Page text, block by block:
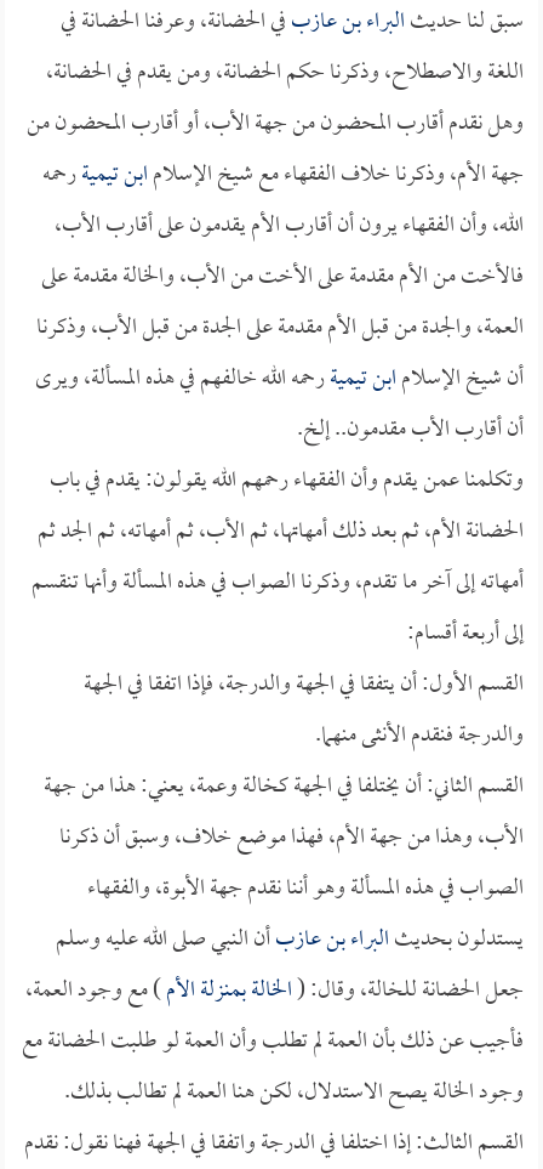
سبق لنا حديثالبراء بن عازبفي الحضانة، وعرفنا الحضانة في
اللغة والاصطلاح، وذكرنا حكم الحضانة، ومن يقدم في الحضانة،
وهل نقدم أقارب المحضون من جهة الأب، أو أقارب المحضون من
جهة الأم، وذكرنا خلاف الفقهاء مع شيخ الإسلامابن تيميةرحمه
الله، وأن الفقهاء يرون أن أقارب الأم يقدمون على أقارب الأب،
فالأخت من الأم مقدمة على الأخت من الأب، والخالة مقدمة على
العمة، والجدة من قبل الأم مقدمة على الجدة من قبل الأب، وذكرنا
أن شيخ الإسلامابن تيميةرحمه الله خالفهم في هذه المسألة، ويرى
أن أقارب الأب مقدمون.. إلخ.
وتكلمنا عمن يقدم وأن الفقهاء رحمهم الله يقولون: يقدم في باب
الحضانة الأم، ثم بعد ذلك أمهاتها، ثم الأب، ثم أمهاته، ثم الجد ثم
أمهاته إلى آخر ما تقدم، وذكرنا الصواب في هذه المسألة وأنها تنقسم
إلى أربعة أقسام:
القسم الأول: أن يتفقا في الجهة والدرجة، فإذا اتفقا في الجهة
والدرجة فنقدم الأنثى منهما.
القسم الثاني: أن يختلفا في الجهة كخالة وعمة، يعني: هذا من جهة
الأب، وهذا من جهة الأم، فهذا موضع خلاف، وسبق أن ذكرنا
الصواب في هذه المسألة وهو أننا نقدم جهة الأبوة، والفقهاء
يستدلون بحديثالبراء بن عازبأن النبي صلى الله عليه وسلم
جعل الحضانة للخالة، وقال: (الخالة بمنزلة الأم) مع وجود العمة،
فأجيب عن ذلك بأن العمة لم تطلب وأن العمة لو طلبت الحضانة مع
وجود الخالة يصح الاستدلال، لكن هنا العمة لم تطالب بذلك.
القسم الثالث: إذا اختلفا في الدرجة واتفقا في الجهة فهنا نقول: نقدم